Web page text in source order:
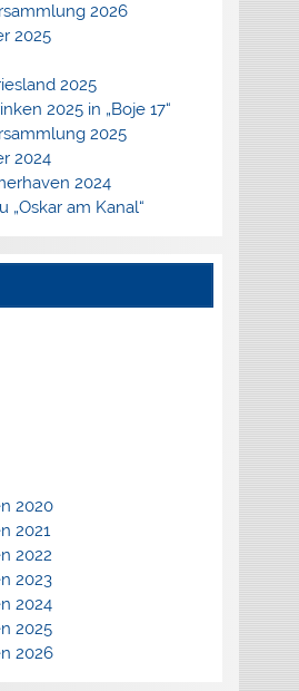
2026
2025
2025
2025 in „Boje 17“
2025
2024
2024
„Oskar am Kanal“
2020
2021
2022
2023
2024
2025
2026